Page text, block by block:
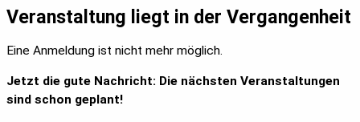
Veranstaltung liegt in der Vergangenheit
Eine Anmeldung ist nicht mehr möglich.
Jetzt die gute Nachricht: Die nächsten Veranstaltungen
sind schon geplant!